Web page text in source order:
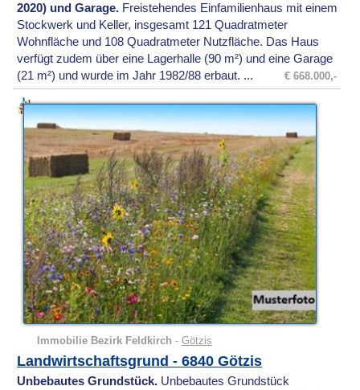
2020) und Garage. Freistehendes Einfamilienhaus mit einem
Stockwerk und Keller, insgesamt 121 Quadratmeter
Wohnfläche und 108 Quadratmeter Nutzfläche. Das Haus
verfügt zudem über eine Lagerhalle (90 m²) und eine Garage
(21 m²) und wurde im Jahr 1982/88 erbaut. ...
€ 668.000,-
Immobilie Bezirk Feldkirch -Götzis
Landwirtschaftsgrund - 6840 Götzis
Unbebautes Grundstück. Unbebautes Grundstück